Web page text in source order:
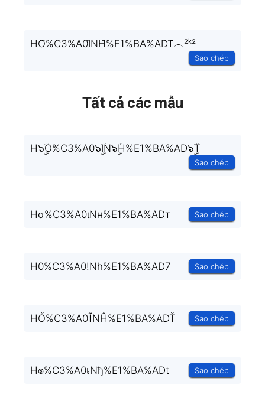
HO᷈%C3%A0I᷈NH᷈%E1%BA%ADT᷈︵²ᵏ²
Sao chép
Tất cả các mẫu
H๖ۣۜO%C3%A0๖ۣۜIN๖ۣۜH%E1%BA%AD๖ۣۜT
Sao chép
Hσ%C3%A0ιNн%E1%BA%ADт Sao chép
H0%C3%A0!Nh%E1%BA%AD7 Sao chép
HŐ%C3%A0ĨNĤ%E1%BA%ADŤ Sao chép
H๏%C3%A0เNђ%E1%BA%ADt Sao chép